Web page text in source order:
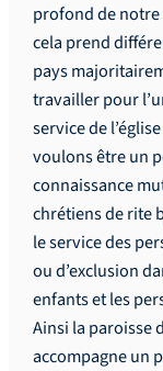
profond de notre
cela prend
pays
travailler pour
service de
voulons être un
connaissance
chrétiens de rite
le service des
ou d’exclusion
enfants et les
Ainsi la paroisse
accompagne un